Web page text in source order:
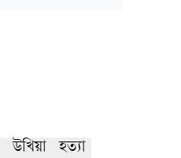
উখিয়া
হত্যা